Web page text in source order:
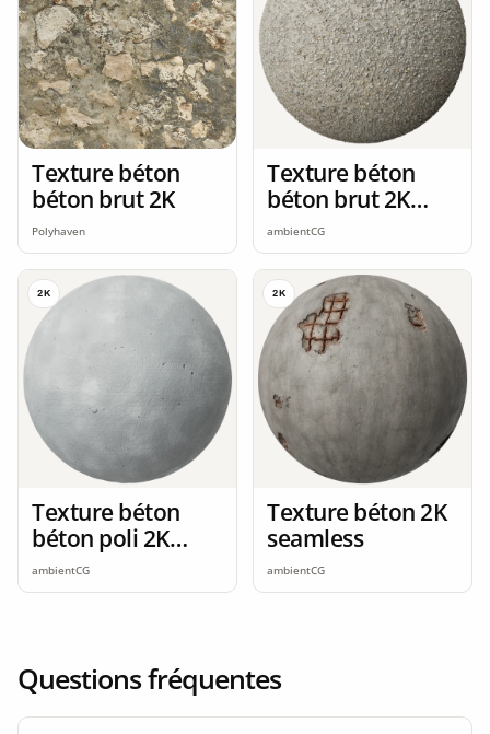
Texture béton
béton brut 2K
Polyhaven
Texture béton
béton brut 2K
seamless
ambientCG
2K
Texture béton
béton poli 2K
seamless
ambientCG
2K
Texture béton 2K
seamless
ambientCG
Questions fréquentes